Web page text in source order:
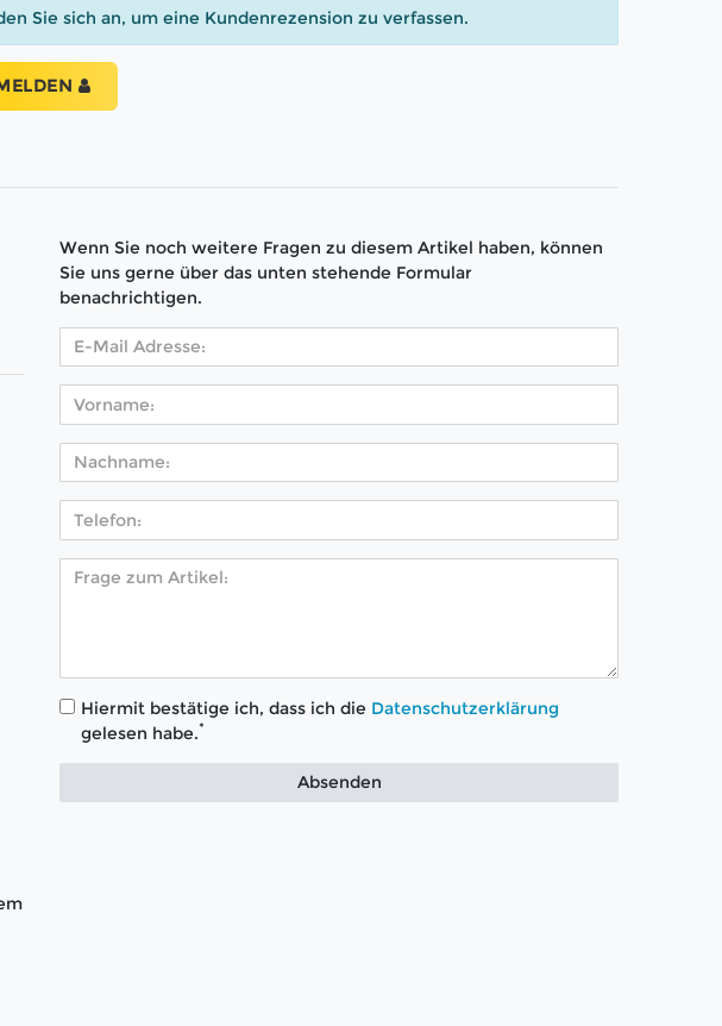
Sie sich an, um eine Kundenrezension zu verfassen.
Wenn Sie noch weitere Fragen zu diesem Artikel haben, können
Sie uns gerne über das unten stehende Formular
benachrichtigen.
Hiermit bestätige ich, dass ich die Daten­schutz­erklärung
gelesen habe.*
Absenden